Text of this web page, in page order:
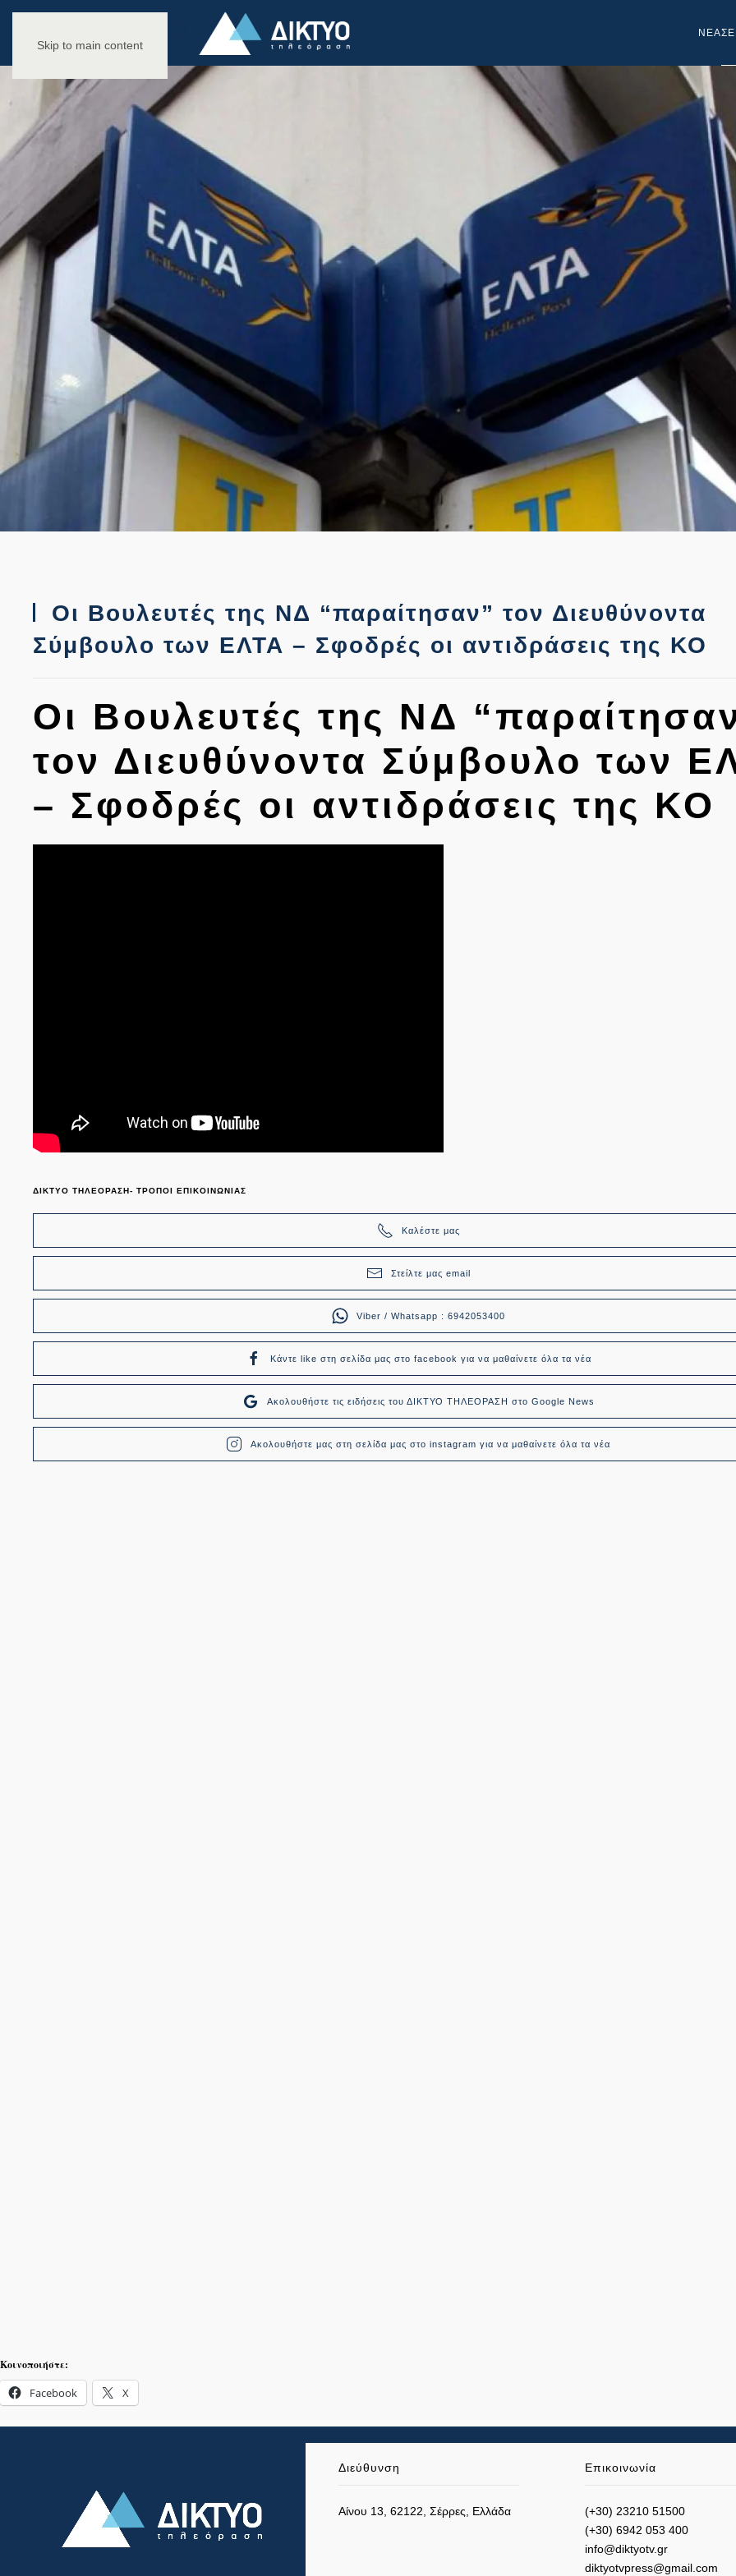
Skip to main content
NEA
Οι Βουλευτές της ΝΔ “παραίτησαν” τον Διευθύνοντα
Σύμβουλο των ΕΛΤΑ – Σφοδρές οι αντιδράσεις της ΚΟ
Οι Βουλευτές της ΝΔ
τον Διευθύνοντα Σύμβουλο των
– Σφοδρές οι αντιδράσεις της ΚΟ
ΔΙΚΤΥΟ ΤΗΛΕΟΡΑΣΗ- ΤΡΟΠΟΙ ΕΠΙΚΟΙΝΩΝΙΑΣ
Καλέστε μας
Στείλτε μας email
Viber / Whatsapp : 6942053400
Κάντε like στη σελίδα μας στο facebook για να μαθαίνετε όλα τα νέα
Ακολουθήστε τις ειδήσεις του ΔΙΚΤΥΟ ΤΗΛΕΟΡΑΣΗ στο Google News
Ακολουθήστε μας στη σελίδα μας στο instagram για να μαθαίνετε όλα τα νέα
Κοινοποιήστε:
Facebook X
Διεύθυνση
Αίνου 13, 62122, Σέρρες, Ελλάδα
Επικοινωνία
(+30) 23210 51500
(+30) 6942 053 400
info@diktyotv.gr
diktyotvpress@gmail.com